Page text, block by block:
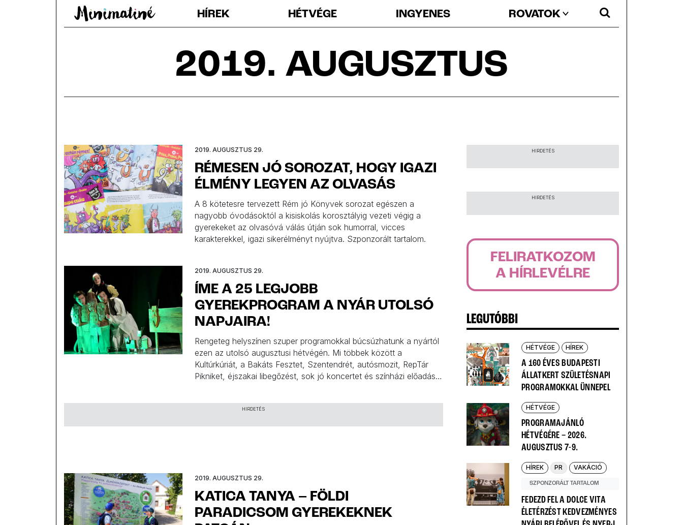
HÍREK HÉTVÉGE INGYENES ROVATOK
2019. AUGUSZTUS
2019. AUGUSZTUS 29.
RÉMESEN JÓ SOROZAT, HOGY IGAZI
ÉLMÉNY LEGYEN AZ OLVASÁS
A 8 kötetesre tervezett Rém jó Könyvek sorozat egészen a
nagyobb óvodásoktól a kisiskolás korosztályig vezeti végig a
gyerekeket az olvasóvá válás útján sok humorral, vicces
karakterekkel, igazi sikerélményt nyújtva. Szponzorált tartalom.
2019. AUGUSZTUS 29.
ÍME A 25 LEGJOBB
GYEREKPROGRAM A NYÁR UTOLSÓ
NAPJAIRA!
Rengeteg helyszínen szuper programokkal búcsúzhatunk a nyártól
ezen az utolsó augusztusi hétvégén. Mi többek között a
Kultúrkúriát, a Bakáts Fesztet, Szentendrét, autósmozit, RepTár
Pikniket, éjszakai libegőzést, sok jó koncertet és színházi előadást
HIRDETÉS
2019. AUGUSZTUS 29.
KATICA TANYA – FÖLDI
PARADICSOM GYEREKEKNEK
HIRDETÉS
HIRDETÉS
FELIRATKOZOM
A HÍRLEVÉLRE
LEGUTÓBBI
HÉTVÉGE HÍREK
A 160 ÉVES BUDAPESTI
ÁLLATKERT SZÜLETÉSNAPI
PROGRAMOKKAL ÜNNEPEL
HÉTVÉGE
PROGRAMAJÁNLÓ
HÉTVÉGÉRE – 2026.
AUGUSZTUS 7-9.
HÍREK PR VAKÁCIÓ
SZPONZORÁLT TARTALOM
FEDEZD FEL A DOLCE VITA
ÉLETÉRZÉST KEDVEZMÉNYES